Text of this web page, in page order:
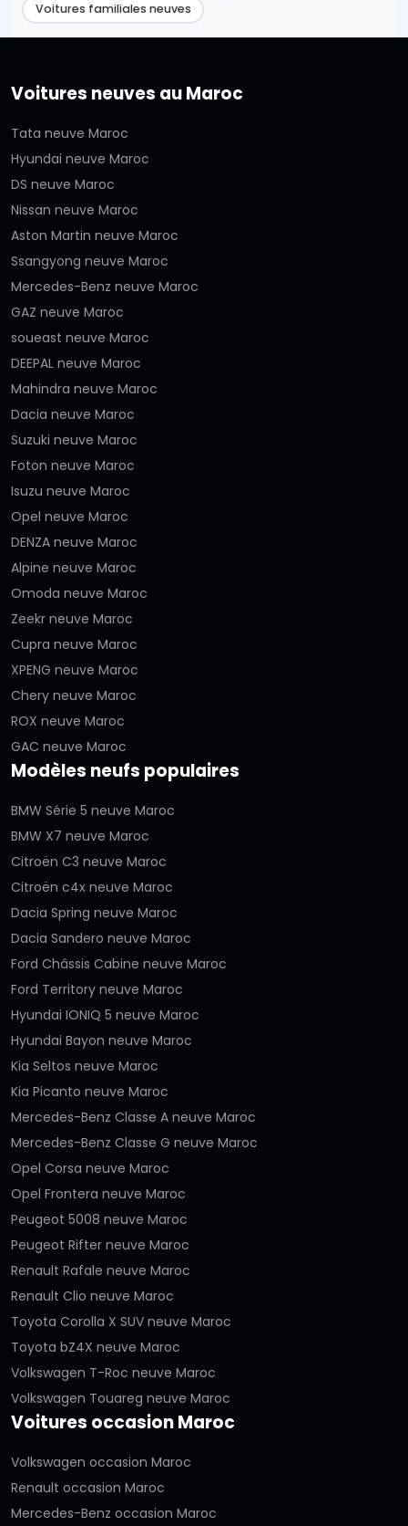
Voitures familiales neuves
Voitures neuves au Maroc
Tata neuve Maroc
Hyundai neuve Maroc
DS neuve Maroc
Nissan neuve Maroc
Aston Martin neuve Maroc
Ssangyong neuve Maroc
Mercedes-Benz neuve Maroc
GAZ neuve Maroc
soueast neuve Maroc
DEEPAL neuve Maroc
Mahindra neuve Maroc
Dacia neuve Maroc
Suzuki neuve Maroc
Foton neuve Maroc
Isuzu neuve Maroc
Opel neuve Maroc
DENZA neuve Maroc
Alpine neuve Maroc
Omoda neuve Maroc
Zeekr neuve Maroc
Cupra neuve Maroc
XPENG neuve Maroc
Chery neuve Maroc
ROX neuve Maroc
GAC neuve Maroc
Modèles neufs populaires
BMW Série 5 neuve Maroc
BMW X7 neuve Maroc
Citroën C3 neuve Maroc
Citroën c4x neuve Maroc
Dacia Spring neuve Maroc
Dacia Sandero neuve Maroc
Ford Châssis Cabine neuve Maroc
Ford Territory neuve Maroc
Hyundai IONIQ 5 neuve Maroc
Hyundai Bayon neuve Maroc
Kia Seltos neuve Maroc
Kia Picanto neuve Maroc
Mercedes-Benz Classe A neuve Maroc
Mercedes-Benz Classe G neuve Maroc
Opel Corsa neuve Maroc
Opel Frontera neuve Maroc
Peugeot 5008 neuve Maroc
Peugeot Rifter neuve Maroc
Renault Rafale neuve Maroc
Renault Clio neuve Maroc
Toyota Corolla X SUV neuve Maroc
Toyota bZ4X neuve Maroc
Volkswagen T-Roc neuve Maroc
Volkswagen Touareg neuve Maroc
Voitures occasion Maroc
Volkswagen occasion Maroc
Renault occasion Maroc
Mercedes-Benz occasion Maroc